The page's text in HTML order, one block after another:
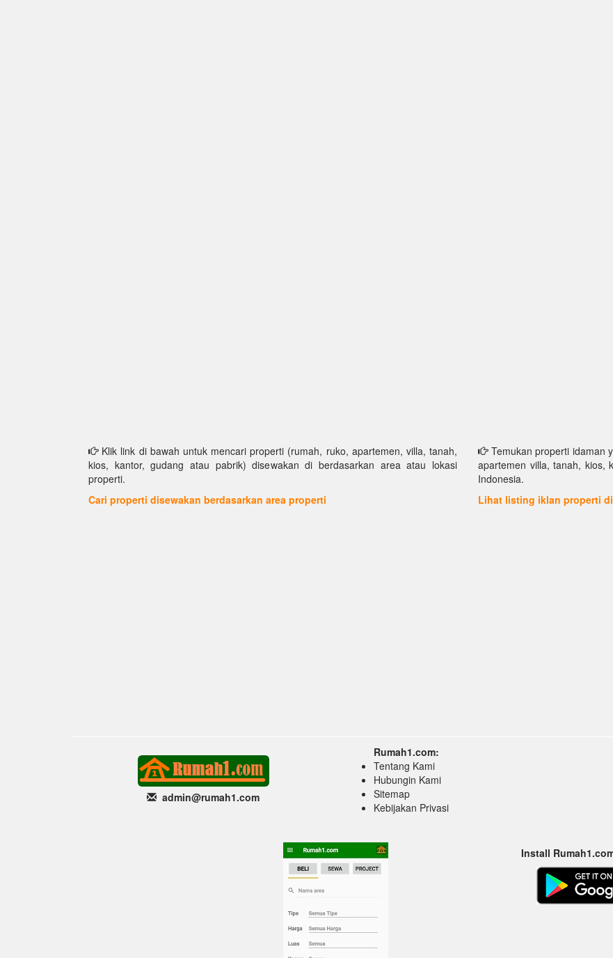
Klik link di bawah untuk mencari properti (rumah, ruko, apartemen, villa, tanah,
kios, kantor, gudang atau pabrik) disewakan di berdasarkan area atau lokasi
properti.
Cari properti disewakan berdasarkan area properti
Temukan properti idaman
apartemen villa, tanah, kios,
Indonesia.
Lihat listing iklan properti
admin@rumah1.com
Rumah1.com:
Tentang Kami
Hubungin Kami
Sitemap
Kebijakan Privasi
Install